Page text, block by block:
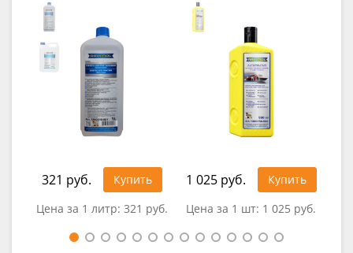
321 руб.
Купить
Цена за 1 литр: 321 руб.
1 025 руб.
Купить
Цена за 1 шт: 1 025 руб.